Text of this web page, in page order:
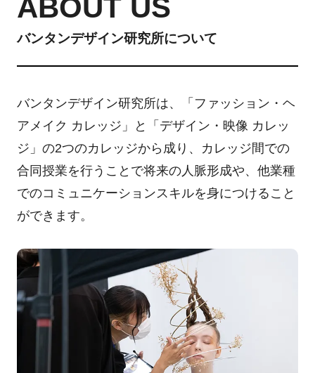
ABOUT US
バンタンデザイン研究所について
バンタンデザイン研究所は、「ファッション・ヘ
アメイク カレッジ」と「デザイン・映像 カレッ
ジ」の2つのカレッジから成り、カレッジ間での
合同授業を行うことで将来の人脈形成や、他業種
でのコミュニケーションスキルを身につけること
ができます。